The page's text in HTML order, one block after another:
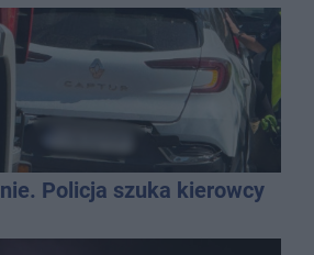
Policja szuka kierowcy